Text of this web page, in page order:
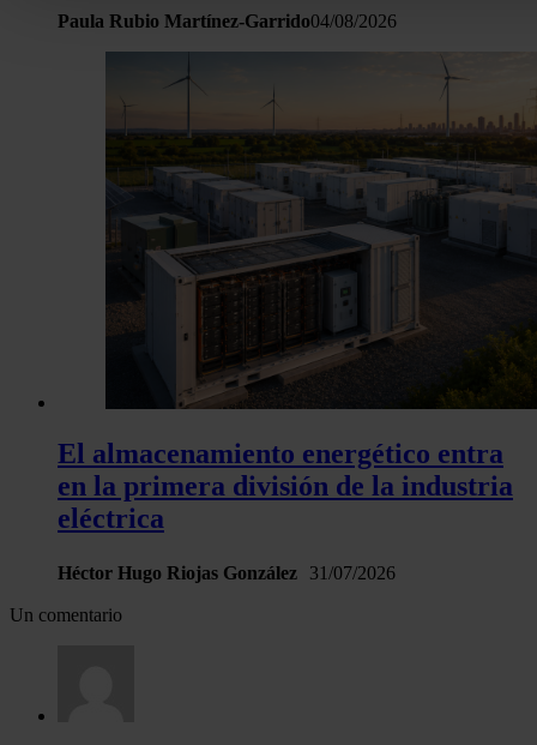
personales y establezca sus preferencias en la
Las cookies de este sitio web se usan para personalizar el
y los anuncios, ofrecer funciones de redes sociales y
tráfico. Además, compartimos información sobre el uso que
sitio web con nuestros partners de redes sociales,
análisis web, quienes pueden combinarla con otra
haya proporcionado o que hayan recopilado a partir del uso
hecho de sus servicios.
Paula Rubio Martínez-Garrido04/08/2026
El almacenamiento energético entra
en la primera división de la industria
eléctrica
Héctor Hugo Riojas González 31/07/2026
Un comentario